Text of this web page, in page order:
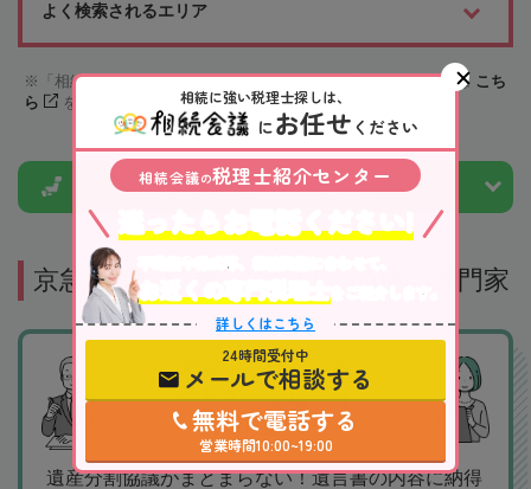
よく検索されるエリア
「相続会議税理士検索サービス」への掲載を希望される場合は こち
ら
をご確認下さい
市区町村から税理士を探す
京急川崎駅で相続に強いその他の専門家
相続トラブルが発
生している場合は
要注意！！
遺産分割協議がまとまらない！遺言書の内容に納得
相続に強い税理士探しは、
にお任せ ください
相続会議の税理士紹介センター
不動産や株式等、相続資産に合わせて、
お近くの専門税理士
をご紹介します。
詳しくはこちら
24時間受付中
メールで相談する
無料で電話する
営業時間10:00~19:00